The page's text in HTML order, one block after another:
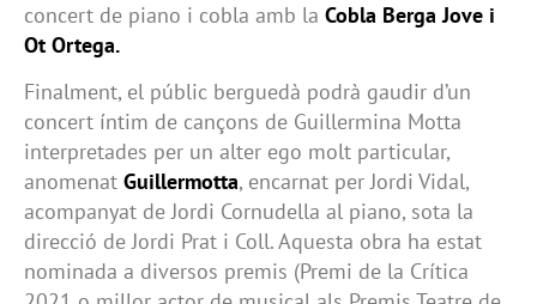
concert de piano i cobla amb la Cobla Berga Jove i
Ot Ortega.
Finalment, el públic berguedà podrà gaudir d’un
concert íntim de cançons de Guillermina Motta
interpretades per un alter ego molt particular,
anomenat Guillermotta, encarnat per Jordi Vidal,
acompanyat de Jordi Cornudella al piano, sota la
direcció de Jordi Prat i Coll. Aquesta obra ha estat
nominada a diversos premis (Premi de la Crítica